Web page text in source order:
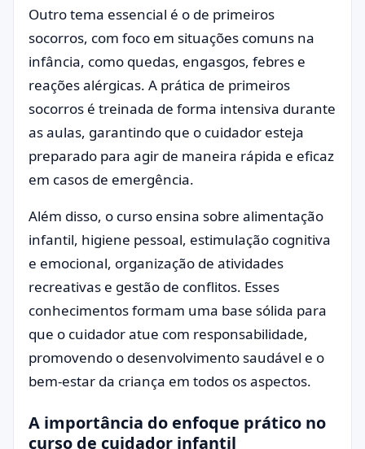
Outro tema essencial é o de primeiros
socorros, com foco em situações comuns na
infância, como quedas, engasgos, febres e
reações alérgicas. A prática de primeiros
socorros é treinada de forma intensiva durante
as aulas, garantindo que o cuidador esteja
preparado para agir de maneira rápida e eficaz
em casos de emergência.
Além disso, o curso ensina sobre alimentação
infantil, higiene pessoal, estimulação cognitiva
e emocional, organização de atividades
recreativas e gestão de conflitos. Esses
conhecimentos formam uma base sólida para
que o cuidador atue com responsabilidade,
promovendo o desenvolvimento saudável e o
bem-estar da criança em todos os aspectos.
A importância do enfoque prático no
curso de cuidador infantil